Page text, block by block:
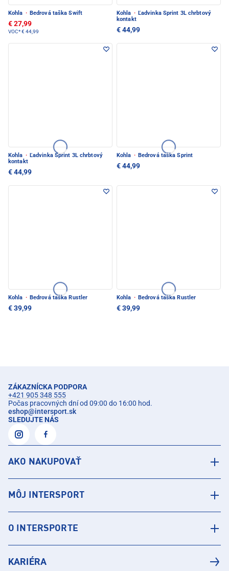
Kohla · Bedrová taška Swift
€ 27,99
VOC*€ 44,99
Kohla · Ľadvinka Sprint 3L chrbtový
kontakt
€ 44,99
Kohla · Ľadvinka Sprint 3L chrbtový
kontakt
€ 44,99
Kohla · Bedrová taška Sprint
€ 44,99
Kohla · Bedrová taška Rustler
€ 39,99
Kohla · Bedrová taška Rustler
€ 39,99
ZÁKAZNÍCKA PODPORA
+421 905 348 555
Počas pracovných dní od 09:00 do 16:00 hod.
eshop@intersport.sk
SLEDUJTE NÁS
AKO NAKUPOVAŤ
MÔJ INTERSPORT
O INTERSPORTE
KARIÉRA